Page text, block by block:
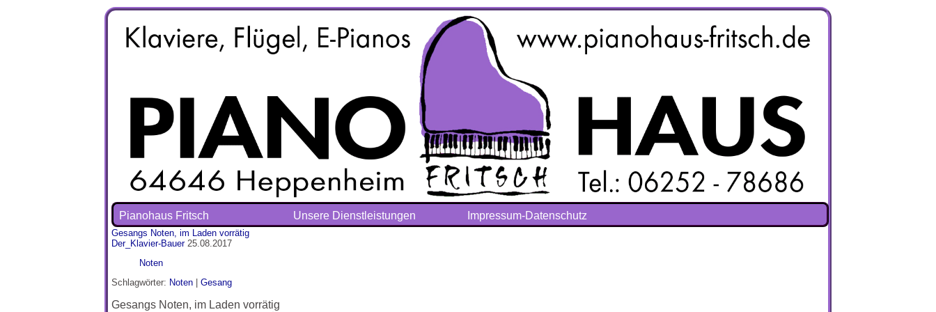
Pianohaus Fritsch Unsere Dienstleistungen Impressum-Datenschutz
Gesangs Noten, im Laden vorrätig
Der_Klavier-Bauer25.08.2017
Noten
Schlagwörter: Noten | Gesang
Gesangs Noten, im Laden vorrätig